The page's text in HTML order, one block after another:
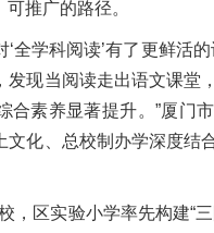
推广的路径。
全学科阅读’有了更鲜活
发现当阅读走出语文课堂
合素养显著提升。”厦门
文化、总校制办学深度结
，区实验小学率先构建“